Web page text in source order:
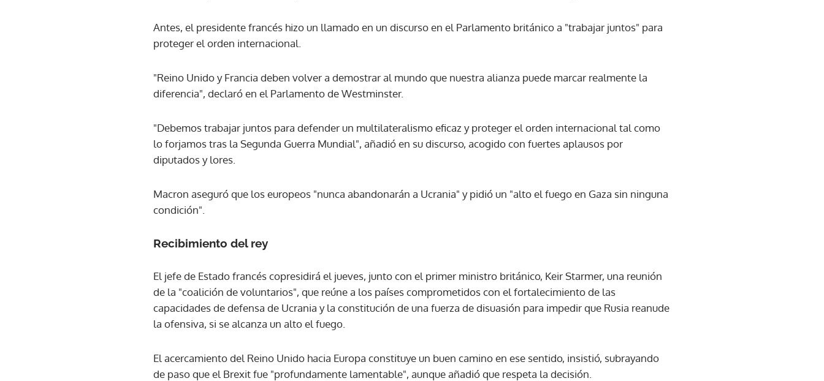
ACEPTAR
Antes, el presidente francés hizo un llamado en un discurso en el Parlamento británico a "trabajar juntos" para
proteger el orden internacional.
"Reino Unido y Francia deben volver a demostrar al mundo que nuestra alianza puede marcar realmente la
diferencia", declaró en el Parlamento de Westminster.
"Debemos trabajar juntos para defender un multilateralismo eficaz y proteger el orden internacional tal como
lo forjamos tras la Segunda Guerra Mundial", añadió en su discurso, acogido con fuertes aplausos por
diputados y lores.
Macron aseguró que los europeos "nunca abandonarán a Ucrania" y pidió un "alto el fuego en Gaza sin ninguna
condición".
Recibimiento del rey
El jefe de Estado francés copresidirá el jueves, junto con el primer ministro británico, Keir Starmer, una reunión
de la "coalición de voluntarios", que reúne a los países comprometidos con el fortalecimiento de las
capacidades de defensa de Ucrania y la constitución de una fuerza de disuasión para impedir que Rusia reanude
la ofensiva, si se alcanza un alto el fuego.
El acercamiento del Reino Unido hacia Europa constituye un buen camino en ese sentido, insistió, subrayando
de paso que el Brexit fue "profundamente lamentable", aunque añadió que respeta la decisión.